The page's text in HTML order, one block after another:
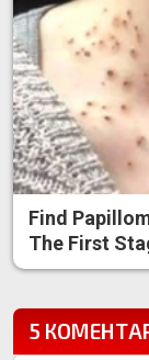
Find
The First
5